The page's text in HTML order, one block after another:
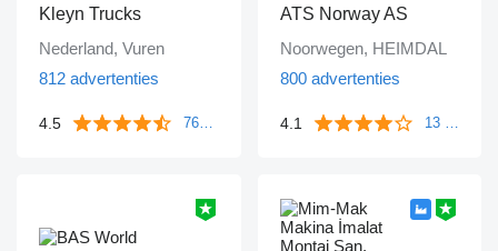
Kleyn Trucks
Nederland, Vuren
812 advertenties
4.5 763 beoordelingen
ATS Norway AS
Noorwegen, HEIMDAL
800 advertenties
4.1 13 beoordelingen